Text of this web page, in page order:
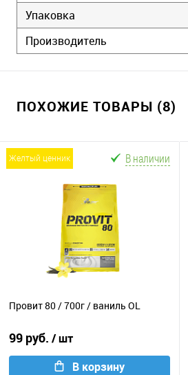
Упаковка
Производитель
ПОХОЖИЕ ТОВАРЫ (8)
желтый ценник В наличии
Провит 80 / 700г / ваниль OL
99 руб. / шт
В корзину